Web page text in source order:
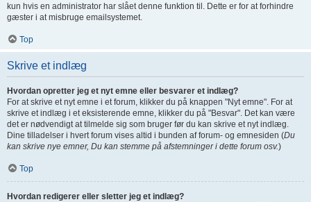
kun hvis en administrator har slået denne funktion til. Dette er for at forhindre
gæster i at misbruge emailsystemet.
Top
Skrive et indlæg
Hvordan opretter jeg et nyt emne eller besvarer et indlæg?
For at skrive et nyt emne i et forum, klikker du på knappen "Nyt emne". For at
skrive et indlæg i et eksisterende emne, klikker du på "Besvar". Det kan være
det er nødvendigt at tilmelde sig som bruger før du kan skrive et nyt indlæg.
Dine tilladelser i hvert forum vises altid i bunden af forum- og emnesiden (Du
kan skrive nye emner, Du kan stemme på afstemninger i dette forum osv.)
Top
Hvordan redigerer eller sletter jeg et indlæg?